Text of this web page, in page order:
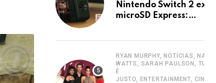
Nintendo Switch 2
microSD Express:
RYAN MURPHY, NOTÍCIAS,
WATTS, SARAH PAULSON, TUDO
É
JUSTO, ENTERTAINMENT,